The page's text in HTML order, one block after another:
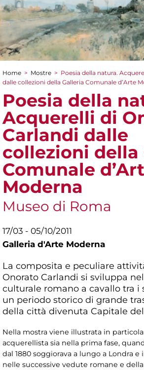
Tu sei qui
Home > Mostre > Poesia della natura.
dalle collezioni della Galleria Comunale d’Arte
Poesia della
Acquerelli di
Carlandi dalle
collezioni della
Comunale
Moderna
Museo di Roma
17/03 - 05/10/2011
Galleria d'Arte Moderna
La composita e peculiare
Onorato Carlandi si sviluppa
culturale romano a cavallo tra i
un periodo storico di grande
della città divenuta Capitale del
Nella mostra viene illustrata in
acquerellista sia nella prima fase,
dal 1880 soggiorava a lungo a Londra e
nelle successive vedute romane e